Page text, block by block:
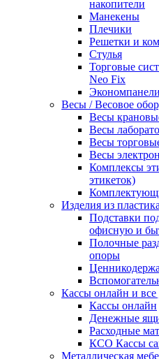
накопители
Манекены
Плечики
Решетки и
Стулья
Торговые
Neo Fix
Весы / Весовое
Весы
Весы
Весы
Весы
Комплексы
этикеток)
Изделия из
Подставки
офисную и
Полочные
опоры
Кассы онлайн и все
Кассы онлайн
Денежные
Расходные
КСО Кассы
Металлическая